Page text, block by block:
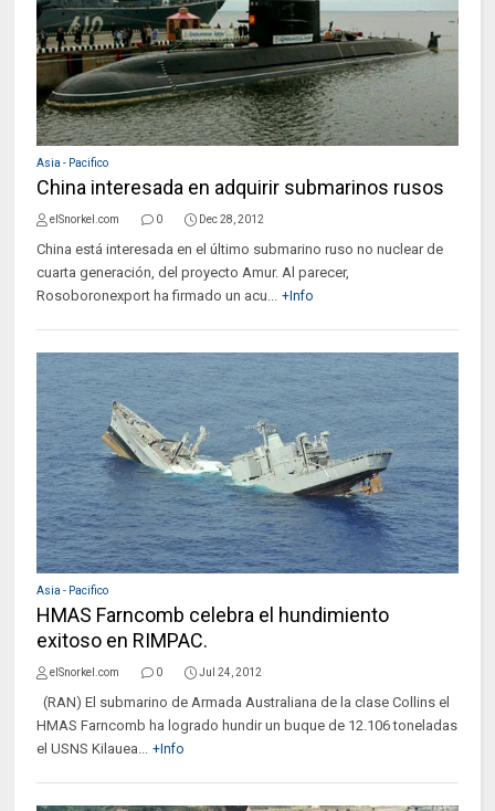
Asia - Pacifico
China interesada en adquirir submarinos rusos
elSnorkel.com 0 Dec 28, 2012
China está interesada en el último submarino ruso no nuclear de
cuarta generación, del proyecto Amur. Al parecer,
Rosoboronexport ha firmado un acu... +Info
Asia - Pacifico
HMAS Farncomb celebra el hundimiento
exitoso en RIMPAC.
elSnorkel.com 0 Jul 24, 2012
(RAN) El submarino de Armada Australiana de la clase Collins el
HMAS Farncomb ha logrado hundir un buque de 12.106 toneladas
el USNS Kilauea... +Info